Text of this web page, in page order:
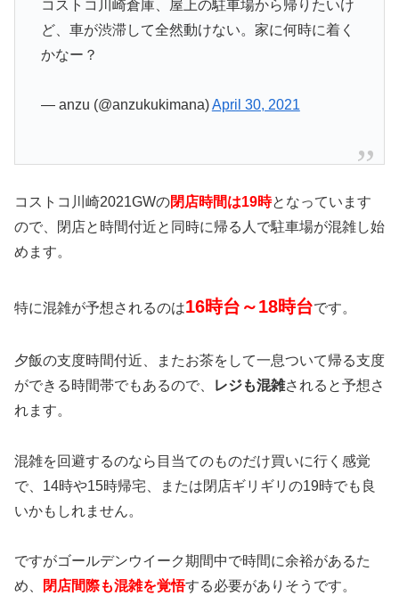
コストコ川崎倉庫、屋上の駐車場から帰りたいけ
ど、車が渋滞して全然動けない。家に何時に着く
かなー？
— anzu (@anzukukimana)April 30, 2021
コストコ川崎2021GWの閉店時間は19時となっています
ので、閉店と時間付近と同時に帰る人で駐車場が混雑し始
めます。
特に混雑が予想されるのは16時台～18時台です。
夕飯の支度時間付近、またお茶をして一息ついて帰る支度
ができる時間帯でもあるので、
レジも混雑されると予想さ
れます。
混雑を回避するのなら目当てのものだけ買いに行く感覚
で、14時や15時帰宅、または閉店ギリギリの19時でも良
いかもしれません。
ですがゴールデンウイーク期間中で時間に余裕があるた
め、
閉店間際も混雑を覚悟する必要がありそうです。